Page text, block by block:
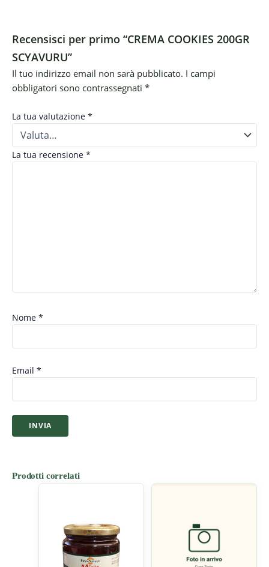
Recensisci per primo “CREMA COOKIES 200GR
SCYAVURU”
Il tuo indirizzo email non sarà pubblicato. I campi
obbligatori sono contrassegnati *
La tua valutazione *
La tua recensione *
Nome *
Email *
Prodotti correlati